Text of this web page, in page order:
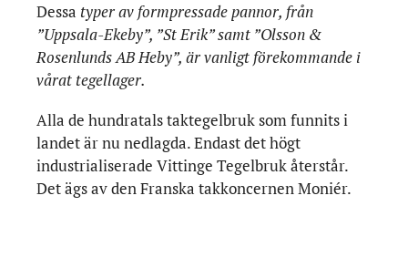
Dessa typer av formpressade pannor, från
”Uppsala-Ekeby”, ”St Erik” samt ”Olsson &
Rosenlunds AB Heby”, är vanligt förekommande i
vårat tegellager.
Alla de hundratals taktegelbruk som funnits i
landet är nu nedlagda. Endast det högt
industrialiserade Vittinge Tegelbruk återstår.
Det ägs av den Franska takkoncernen Moniér.